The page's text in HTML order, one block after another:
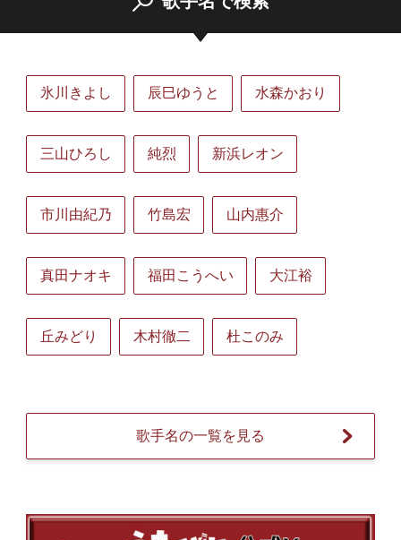
氷川きよし 辰巳ゆうと 水森かおり
三山ひろし 純烈 新浜レオン
市川由紀乃 竹島宏 山内惠介
真田ナオキ 福田こうへい 大江裕
丘みどり 木村徹二 杜このみ
歌手名の一覧を見る